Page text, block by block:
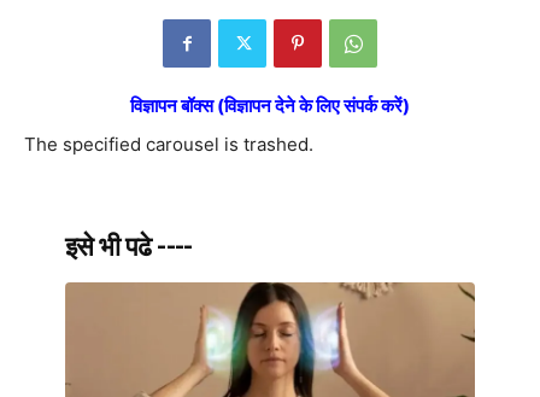
विज्ञापन बॉक्स (विज्ञापन देने के लिए संपर्क करें)
The specified carousel is trashed.
इसे भी पढे ----